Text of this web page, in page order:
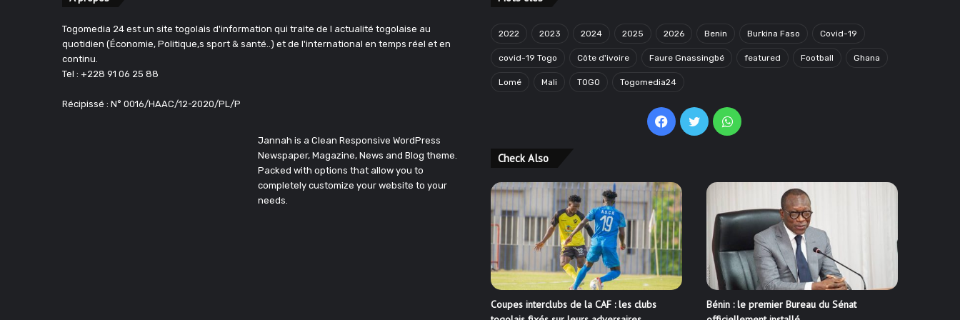
Togomedia 24 est un site togolais d'information qui traite de l actualité togolaise au
quotidien (Économie, Politique,s sport & santé..) et de l'international en temps réel et en
continu.
Tel : +228 91 06 25 88
Récipissé : N° 0016/HAAC/12-2020/PL/P
Jannah is a Clean Responsive WordPress
Newspaper, Magazine, News and Blog theme.
Packed with options that allow you to
completely customize your website to your
needs.
2022 2023 2024 2025 2026 Benin Burkina Faso Covid-19
covid-19 Togo Côte d'ivoire Faure Gnassingbé featured Football Ghana
Lomé Mali TOGO Togomedia24
Facebook
TwitterWhatsApp
Check Also
Coupes interclubs de la CAF : les clubs
Bénin : le premier Bureau du Sénat